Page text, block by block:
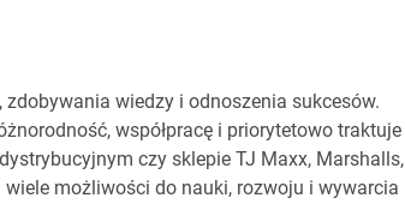
wiedzy i odnoszenia sukcesów.
współpracę i priorytetowo traktuje
czy sklepie TJ Maxx, Marshalls,
wiele możliwości do nauki, rozwoju i wywarcia